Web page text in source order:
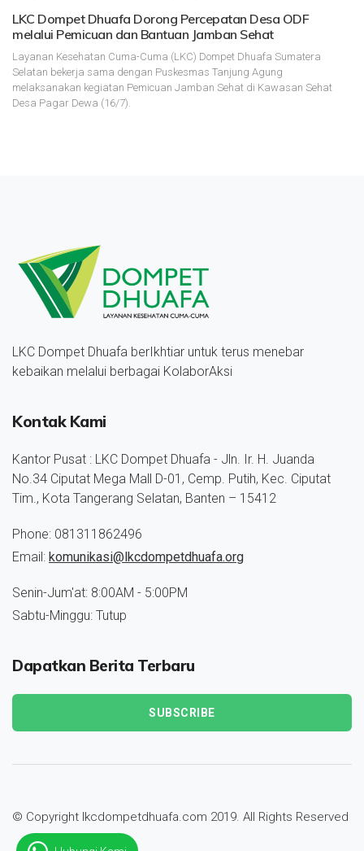
LKC Dompet Dhuafa Dorong Percepatan Desa ODF
melalui Pemicuan dan Bantuan Jamban Sehat
Layanan Kesehatan Cuma-Cuma (LKC) Dompet Dhuafa Sumatera
Selatan bekerja sama dengan Puskesmas Tanjung Agung
melaksanakan kegiatan Pemicuan Jamban Sehat di Kawasan Sehat
Desa Pagar Dewa (16/7).
LKC Dompet Dhuafa berIkhtiar untuk terus menebar
kebaikan melalui berbagai KolaborAksi
Kontak Kami
Kantor Pusat : LKC Dompet Dhuafa - Jln. Ir. H. Juanda
No.34 Ciputat Mega Mall D-01, Cemp. Putih, Kec. Ciputat
Tim., Kota Tangerang Selatan, Banten – 15412
Phone: 081311862496
Email: komunikasi@lkcdompetdhuafa.org
Senin-Jum'at: 8:00AM - 5:00PM
Sabtu-Minggu: Tutup
Dapatkan Berita Terbaru
SUBSCRIBE
© Copyright lkcdompetdhuafa.com 2019. All Rights Reserved